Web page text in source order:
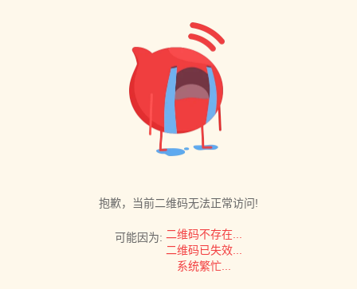
抱歉，当前二维码无法正常访问!
可能因为: 二维码不存在...
二维码已失效...
系统繁忙...